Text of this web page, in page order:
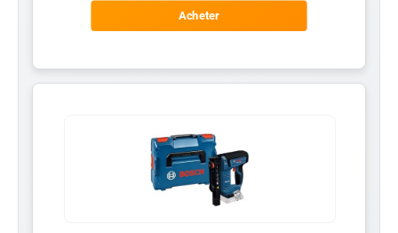
Acheter